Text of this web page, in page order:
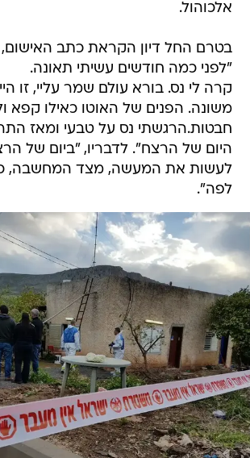
אלכוהול.
בטרם החל דיון הקראת כתב
"לפני כמה חודשים עשיתי תאונה.
קרה לי נס. בורא עולם שמר עליי, זו
משונה. הפנים של האוטו כאילו קפא
חבטות.הרגשתי נס על טבעי ומאז
היום של הרצח". לדבריו, "ביום של
לעשות את המעשה, מצד המחשבה,
לפה".